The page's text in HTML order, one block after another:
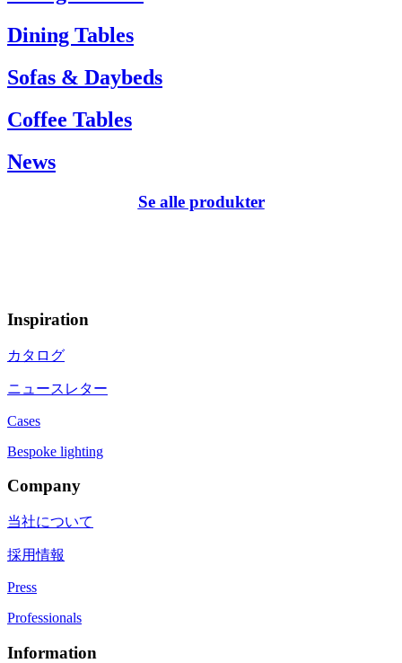
Dining Tables
Sofas & Daybeds
Coffee Tables
News
Se alle produkter
Inspiration
カタログ
ニュースレター
Cases
Bespoke lighting
Company
当社について
採用情報
Press
Professionals
Information